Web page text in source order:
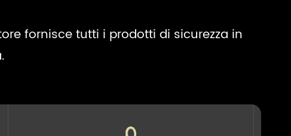
fornisce tutti i prodotti di sicurezza in